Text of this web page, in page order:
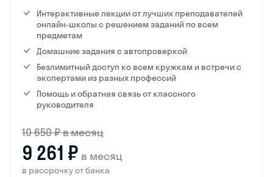
Интерактивные лекции от лучших преподавателей
онлайн-школы с решением заданий по всем
предметам
Домашние задания с автопроверкой
Безлимитный доступ ко всем кружкам и встречи с
экспертами из разных профессий
Помощь и обратная связь от классного
руководителя
10 650 ₽ в месяц
9 261 ₽ в месяц
в рассрочку от банка